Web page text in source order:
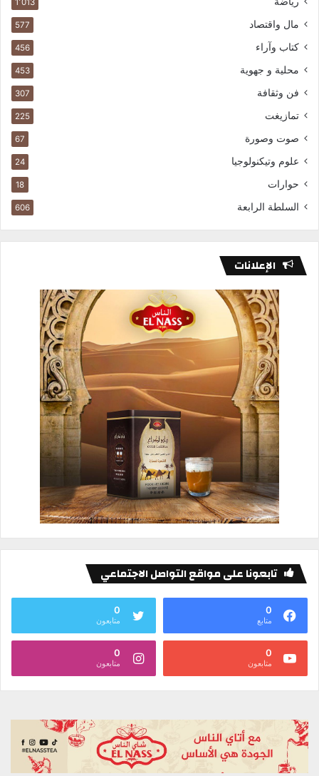
1٬013
مال واقتصاد 577
كتاب وآراء 456
محلية و جهوية 453
فن وثقافة 307
تمازيغت 225
صوت وصورة 67
علوم وتيكنولوجيا 24
حوارات 18
السلطة الرابعة 606
الإعلانات
تابعونا على مواقع التواصل الاجتماعي
0
متابع
0
متابعون
0
متابعون
0
متابعون